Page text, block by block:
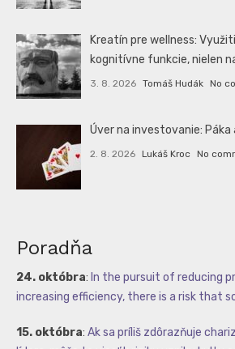
Kreatín pre wellness:
kognitívne funkcie, nielen
3. 8. 2026 Tomáš Hudák No
Úver na investovanie: Páka
2. 8. 2026 Lukáš Kroc No
Poradňa
24. októbra: In the pursuit of reducing
increasing efficiency, there is a risk that
15. októbra: Ak sa príliš zdôrazňuje